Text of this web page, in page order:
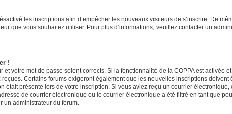
les inscriptions afin d’empêcher les nouveaux visiteurs de s’inscrire. De
que vous souhaitez utiliser. Pour plus d’informations, veuillez contacter un
!
votre mot de passe soient corrects. Si la fonctionnalité de la COPPA est activée
Certains forums exigeront également que les nouvelles inscriptions
était présente lors de votre inscription. Si vous aviez reçu un courrier
de courrier électronique ou le courrier électronique a été filtré en tant que
un administrateur du forum.